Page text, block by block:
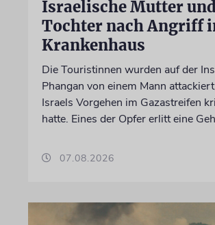
Israelische Mutter
Tochter nach Angriff
Krankenhaus
Die Touristinnen wurden auf der
Phangan von einem Mann
Israels Vorgehen im Gazastreifen
hatte. Eines der Opfer erlitt eine
07.08.2026